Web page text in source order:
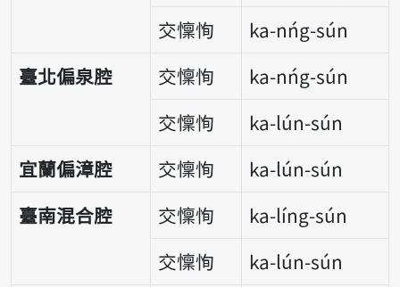
交懍恂
ka-nńg-sún
臺北偏泉腔
交懍恂
ka-nńg-sún
交懍恂
ka-lún-sún
宜蘭偏漳腔
交懍恂
ka-lún-sún
臺南混合腔
交懍恂
ka-líng-sún
交懍恂
ka-lún-sún